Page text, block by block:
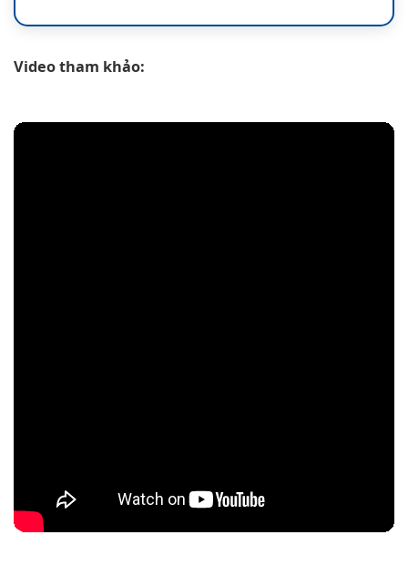
Video tham khảo: